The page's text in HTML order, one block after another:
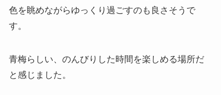
色を眺めながらゆっくり過ごすのも良さそうで
す。
青梅らしい、のんびりした時間を楽しめる場所だ
と感じました。